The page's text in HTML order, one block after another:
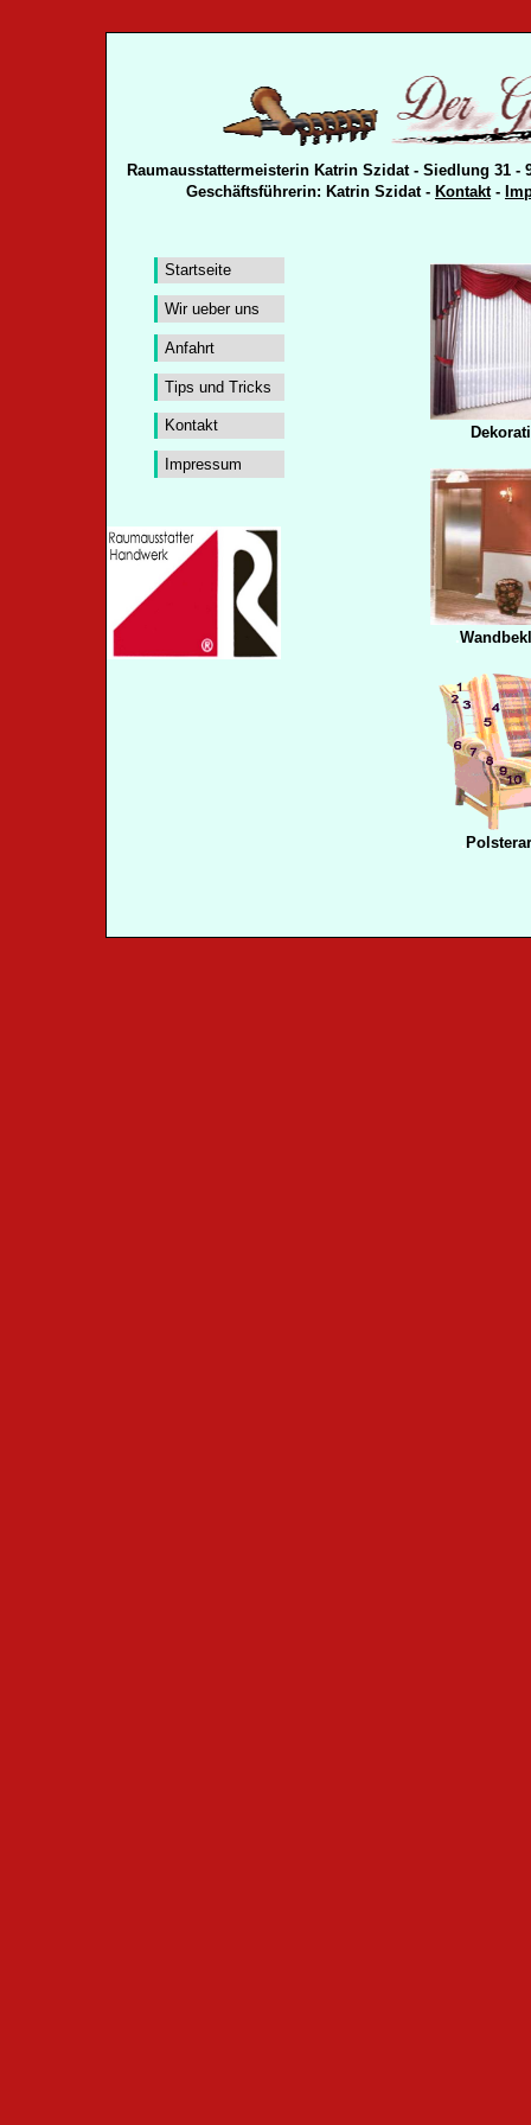
Raumausstattermeisterin Katrin Szidat - Siedlung 31 -
Geschäftsführerin: Katrin Szidat - Kontakt-
Startseite
Wir ueber uns
Anfahrt
Tips und Tricks
Kontakt
Impressum
.
.